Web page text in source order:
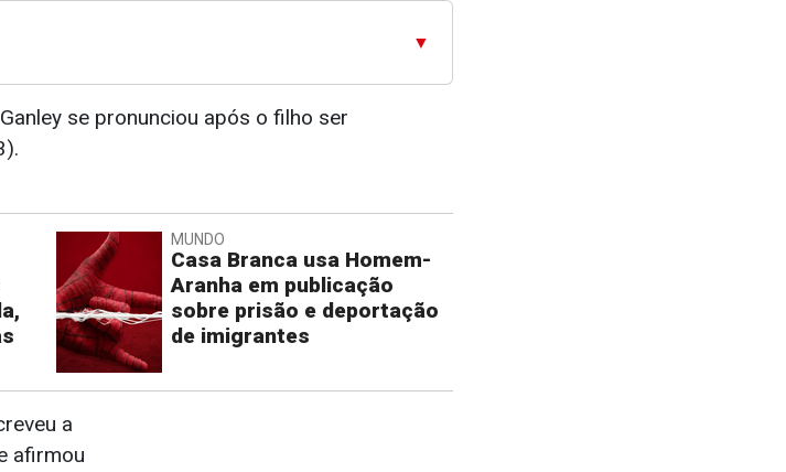
▼
se pronunciou após o filho ser
MUNDO
Casa Branca usa Homem-
Aranha em publicação
sobre prisão e deportação
de imigrantes
a
afirmou